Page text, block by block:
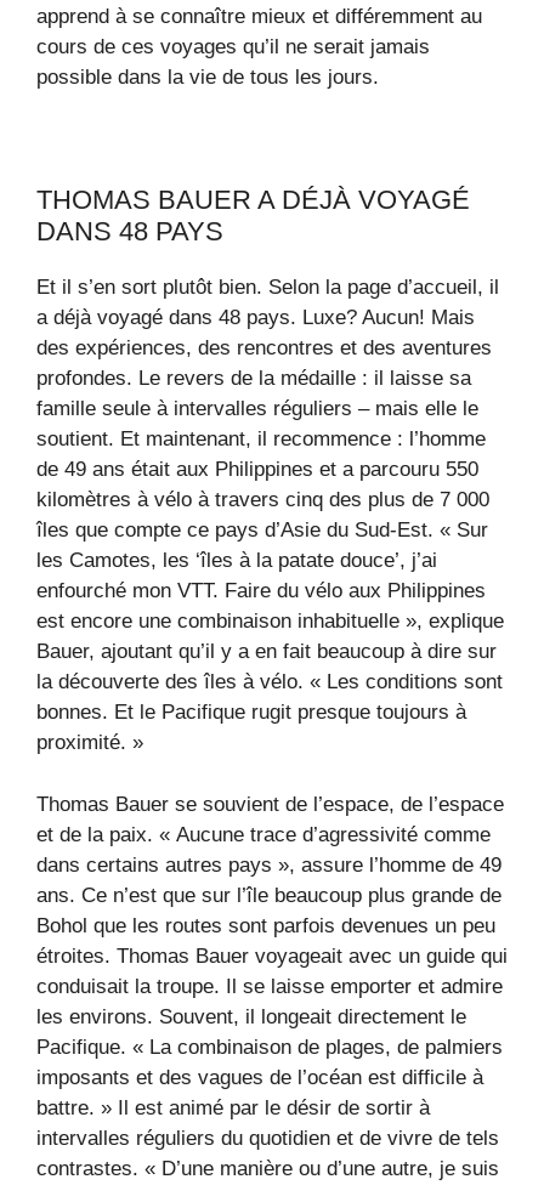
apprend à se connaître mieux et différemment au
cours de ces voyages qu’il ne serait jamais
possible dans la vie de tous les jours.
THOMAS BAUER A DÉJÀ VOYAGÉ
DANS 48 PAYS
Et il s’en sort plutôt bien. Selon la page d’accueil, il
a déjà voyagé dans 48 pays. Luxe? Aucun! Mais
des expériences, des rencontres et des aventures
profondes. Le revers de la médaille : il laisse sa
famille seule à intervalles réguliers – mais elle le
soutient. Et maintenant, il recommence : l’homme
de 49 ans était aux Philippines et a parcouru 550
kilomètres à vélo à travers cinq des plus de 7 000
îles que compte ce pays d’Asie du Sud-Est. « Sur
les Camotes, les ‘îles à la patate douce’, j’ai
enfourché mon VTT. Faire du vélo aux Philippines
est encore une combinaison inhabituelle », explique
Bauer, ajoutant qu’il y a en fait beaucoup à dire sur
la découverte des îles à vélo. « Les conditions sont
bonnes. Et le Pacifique rugit presque toujours à
proximité. »
Thomas Bauer se souvient de l’espace, de l’espace
et de la paix. « Aucune trace d’agressivité comme
dans certains autres pays », assure l’homme de 49
ans. Ce n’est que sur l’île beaucoup plus grande de
Bohol que les routes sont parfois devenues un peu
étroites. Thomas Bauer voyageait avec un guide qui
conduisait la troupe. Il se laisse emporter et admire
les environs. Souvent, il longeait directement le
Pacifique. « La combinaison de plages, de palmiers
imposants et des vagues de l’océan est difficile à
battre. » Il est animé par le désir de sortir à
intervalles réguliers du quotidien et de vivre de tels
contrastes. « D’une manière ou d’une autre, je suis